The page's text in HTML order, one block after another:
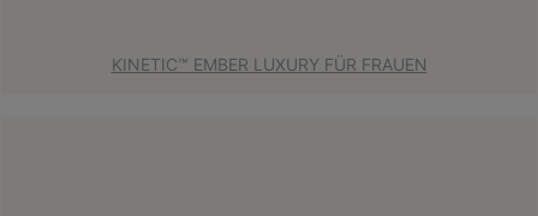
KINETIC™ EMBER LUXURY FÜR FRAUEN